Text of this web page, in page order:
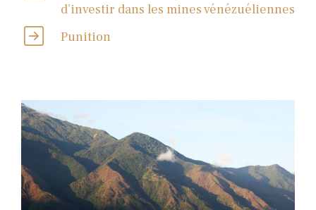
d’investir dans les mines vénézuéliennes
Punition